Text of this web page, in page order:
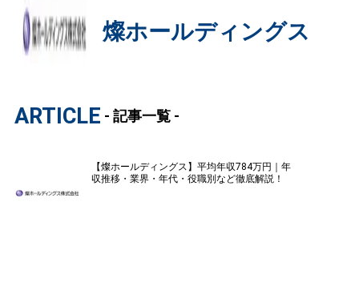
燦ホールディングス
ARTICLE - 記事一覧 -
【燦ホールディングス】平均年収784万円｜年
収推移・業界・年代・役職別など徹底解説！